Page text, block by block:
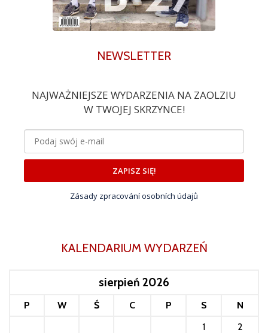
NEWSLETTER
NAJWAŻNIEJSZE WYDARZENIA NA ZAOLZIU
W TWOJEJ SKRZYNCE!
ZAPISZ SIĘ!
Zásady zpracování osobních údajů
KALENDARIUM WYDARZEŃ
sierpień 2026
P W Ś C P S
N
1
2